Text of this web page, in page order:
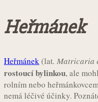
Heřmánek
Heřmánek (lat. Matricaria
rostoucí bylinkou, ale
rolním nebo
nemá léčivé účinky.